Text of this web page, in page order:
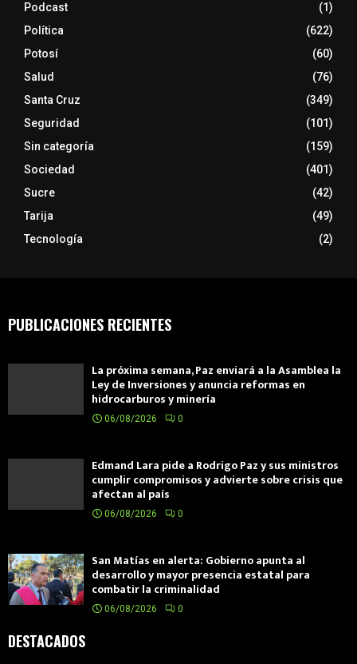
Podcast
(1)
Política
(622)
Potosí
(60)
Salud
(76)
Santa Cruz
(349)
Seguridad
(101)
Sin categoría
(159)
Sociedad
(401)
Sucre
(42)
Tarija
(49)
Tecnología
(2)
PUBLICACIONES RECIENTES
La próxima semana, Paz enviará a la Asamblea la
Ley de Inversiones y anuncia reformas en
hidrocarburos y minería
06/08/2026 0
Edmand Lara pide a Rodrigo Paz y sus ministros
cumplir compromisos y advierte sobre crisis que
afectan al país
06/08/2026 0
San Matías en alerta: Gobierno apunta al
desarrollo y mayor presencia estatal para
combatir la criminalidad
06/08/2026 0
DESTACADOS